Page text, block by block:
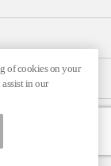
ら
of cookies on your
in our